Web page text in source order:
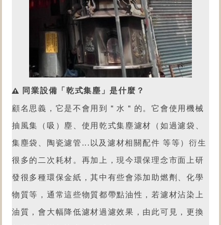
同業設備「乾式集塵」是什麼？
顧名思義，它是不會用到＂水＂的。它會使用機械
抽風集（吸）塵、使用乾式集塵濾材（如過濾袋、
集塵袋、陶瓷濾管...以及濾材相關配件 等等）衍生
很多的二次耗材。再加上，現今環保理念市面上研
發很多種環保金紙，其中有些會添加助燃劑、化學
物質等，通常這些物質都帶點油性，若濾材沾染上
油質，會大幅降低濾材過濾效果，由此可見，更換